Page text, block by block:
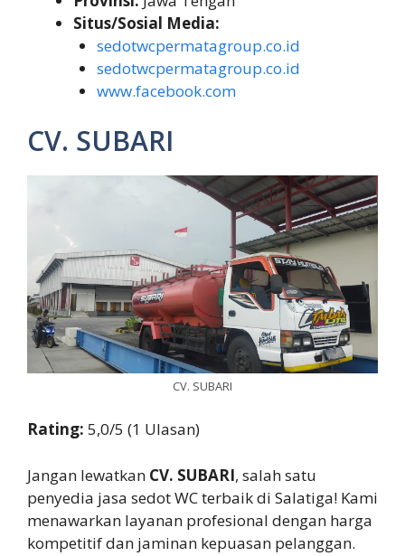
Situs/Sosial Media:
sedotwcpermatagroup.co.id
sedotwcpermatagroup.co.id
www.facebook.com
CV. SUBARI
CV. SUBARI
Rating: 5,0/5 (1 Ulasan)
Jangan lewatkan CV. SUBARI, salah satu
penyedia jasa sedot WC terbaik di Salatiga! Kami
menawarkan layanan profesional dengan harga
kompetitif dan jaminan kepuasan pelanggan.